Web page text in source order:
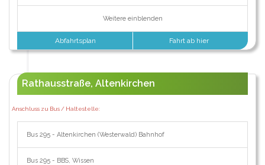
Weitere einblenden
Abfahrtsplan Fahrt ab hier
Rathausstraße, Altenkirchen
Anschluss zu Bus / Haltestelle:
Bus 295 - Altenkirchen (Westerwald) Bahnhof
Bus 295 - BBS, Wissen